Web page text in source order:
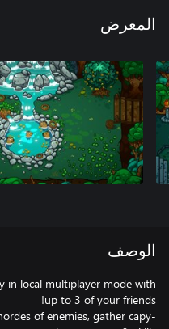
المعرض
الوصف
in local multiplayer mode with
of enemies, gather capy-